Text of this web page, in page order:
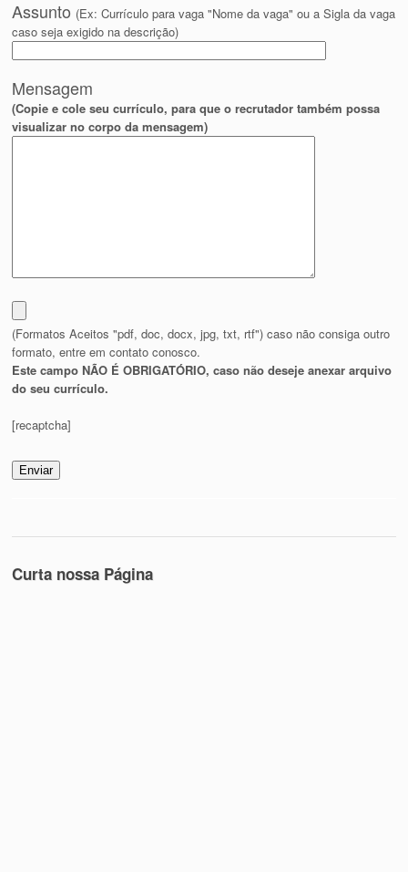
Assunto (Ex: Currículo para vaga "Nome da vaga" ou a Sigla da vaga
caso seja exigido na descrição)
Mensagem
(Copie e cole seu currículo, para que o recrutador também possa
visualizar no corpo da mensagem)
(Formatos Aceitos "pdf, doc, docx, jpg, txt, rtf") caso não consiga outro
formato, entre em contato conosco.
Este campo NÃO É OBRIGATÓRIO, caso não deseje anexar arquivo
do seu currículo.
[recaptcha]
Curta nossa Página